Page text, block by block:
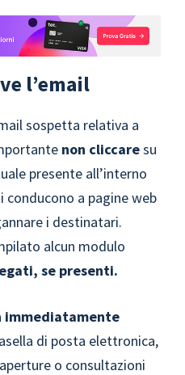
l’email
sospetta relativa a
non cliccaresu
presente all’interno
a pagine web
i destinatari.
alcun modulo
se presenti.
immediatamente
di posta elettronica,
o consultazioni